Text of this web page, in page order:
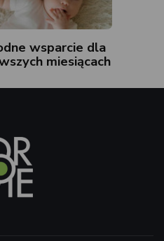
wsparcie dla
miesiącach